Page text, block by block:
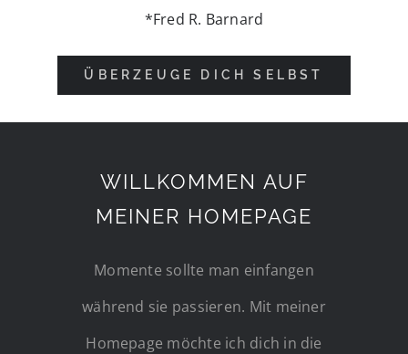
*Fred R. Barnard
ÜBERZEUGE DICH SELBST
WILLKOMMEN AUF
MEINER HOMEPAGE
Momente sollte man einfangen
während sie passieren. Mit meiner
Homepage möchte ich dich in die